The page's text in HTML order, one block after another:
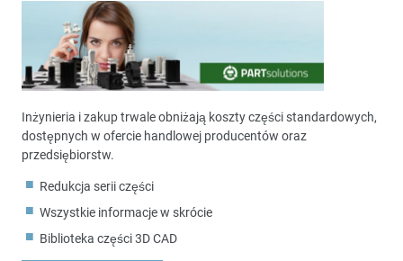
Inżynieria i zakup trwale obniżają koszty części standardowych,
dostępnych w ofercie handlowej producentów oraz
przedsiębiorstw.
Redukcja serii części
Wszystkie informacje w skrócie
Biblioteka części 3D CAD